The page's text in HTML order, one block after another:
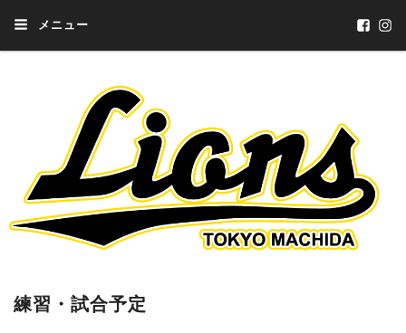
メニュー
練習・試合予定